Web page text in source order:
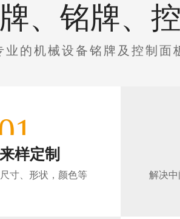
、铭牌、
业的机械设备铭牌及控制面
样定制
寸、形状，颜色等 解决